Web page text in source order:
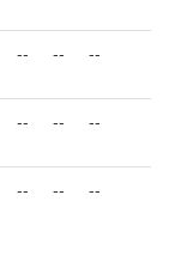
-- -- --
-- -- --
-- -- --